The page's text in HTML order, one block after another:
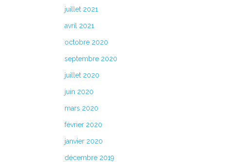
juillet 2021
avril 2021
octobre 2020
septembre 2020
juillet 2020
juin 2020
mars 2020
février 2020
janvier 2020
décembre 2019